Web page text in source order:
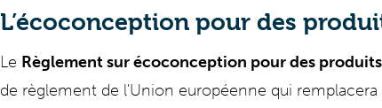
L’écoconception pour des
Le Règlement sur écoconception pour des produits
de règlement de l'Union européenne qui